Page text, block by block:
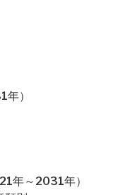
）
年～2031年）